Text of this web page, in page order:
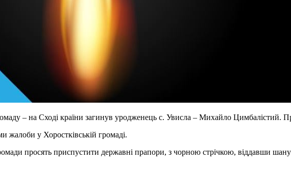
– на Сході країни загинув уродженець с. Увисла – Михайло Цимбалістий.
жалоби у Хоростківській громаді.
просять приспустити державні прапори, з чорною стрічкою, віддавши